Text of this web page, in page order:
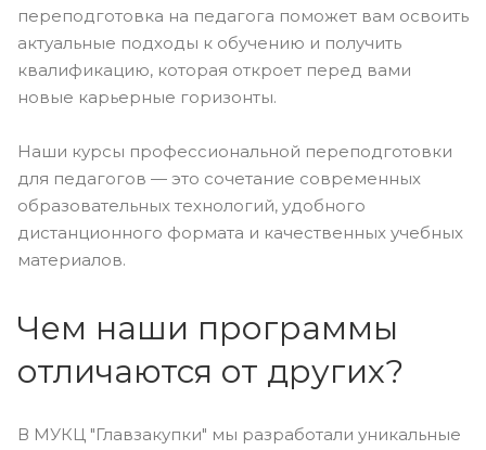
переподготовка на педагога поможет вам освоить
актуальные подходы к обучению и получить
квалификацию, которая откроет перед вами
новые карьерные горизонты.
Наши курсы профессиональной переподготовки
для педагогов — это сочетание современных
образовательных технологий, удобного
дистанционного формата и качественных учебных
материалов.
Чем наши программы
отличаются от других?
В МУКЦ "Главзакупки" мы разработали уникальные